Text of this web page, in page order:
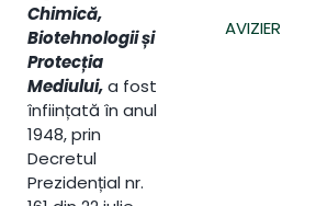
Chimică,
Biotehnologii și
Protecția
Mediului,a fost
înființată în anul
1948, prin
Decretul
Prezidențial nr.
AVIZIER